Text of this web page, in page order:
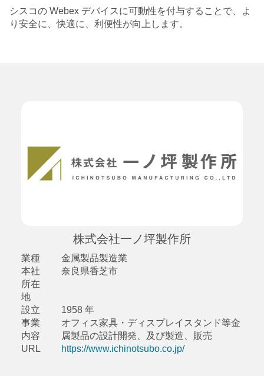
シスコの Webex デバイスに可動性を付与することで、よ
り安全に、快適に、利便性が向上します。
株式会社一ノ坪製作所
業種
金属製品製造業
本社
所在
地
奈良県香芝市
設立
1958 年
事業
内容
オフィス家具・ディスプレイスタンド等金
属製品の設計開発、及び製造、販売
URL
https://www.ichinotsubo.co.jp/